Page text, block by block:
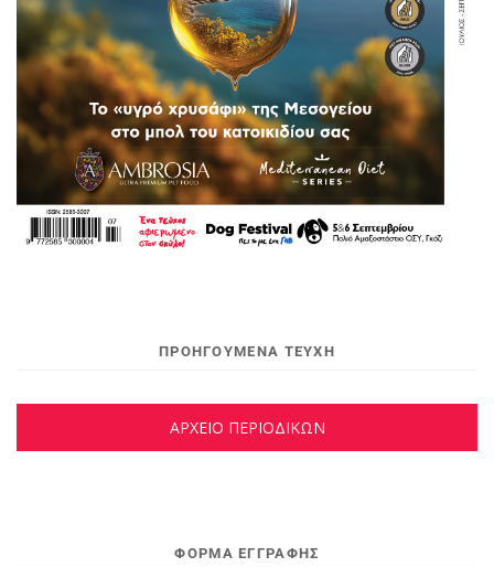
ΠΡΟΗΓΟΥΜΕΝΑ ΤΕΥΧΗ
ΑΡΧΕΙΟ ΠΕΡΙΟΔΙΚΩΝ
ΦΌΡΜΑ ΕΓΓΡΑΦΉΣ